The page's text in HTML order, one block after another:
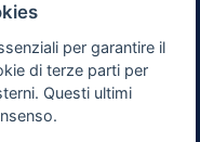
per garantire il
di terze parti per
Questi ultimi